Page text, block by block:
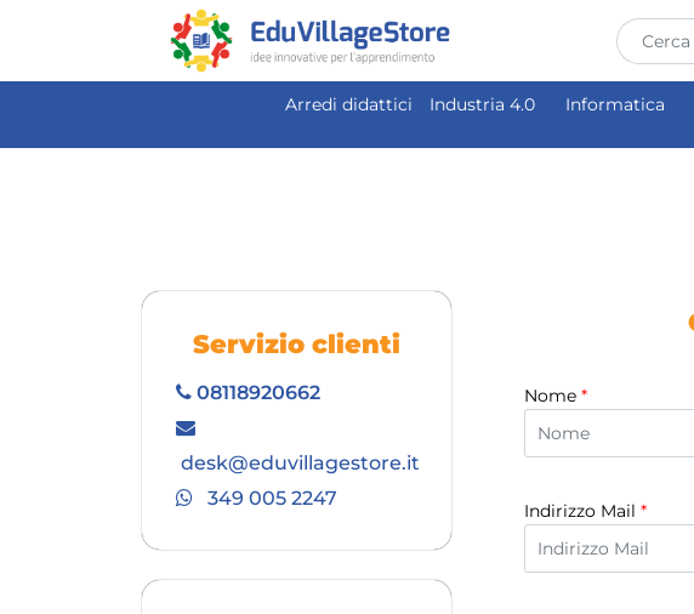
Arredi didattici Industria 4.0 Informatica
Servizio clienti
08118920662
desk@eduvillagestore.it
349 005 2247
Nome *
Indirizzo Mail *